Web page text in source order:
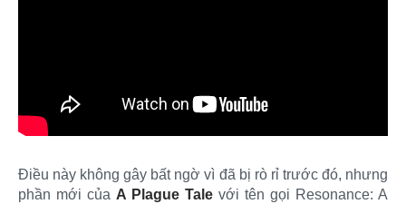
Điều này không gây bất ngờ vì đã bị rò rỉ trước đó, nhưng
phần mới của A Plague Tale với tên gọi Resonance: A